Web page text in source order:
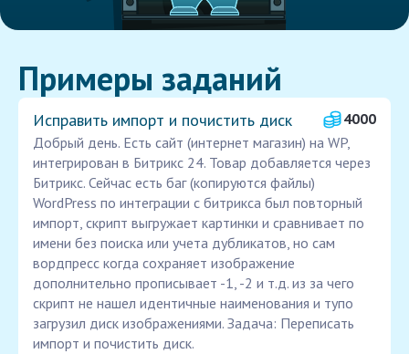
Примеры заданий
Исправить импорт и почистить диск
4000
Добрый день. Есть сайт (интернет магазин) на WP,
интегрирован в Битрикс 24. Товар добавляется через
Битрикс. Сейчас есть баг (копируются файлы)
WordPress по интеграции с битрикса был повторный
импорт, скрипт выгружает картинки и сравнивает по
имени без поиска или учета дубликатов, но сам
вордпресс когда сохраняет изображение
дополнительно прописывает -1, -2 и т.д. из за чего
скрипт не нашел идентичные наименования и тупо
загрузил диск изображениями. Задача: Переписать
импорт и почистить диск.